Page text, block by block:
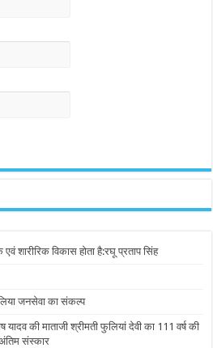
विकास होता है:रघू प्रताप सिंह
जनसेवा का संकल्प
की माताजी श्रीमती फुलियां देवी का 111 वर्ष की
संस्कार